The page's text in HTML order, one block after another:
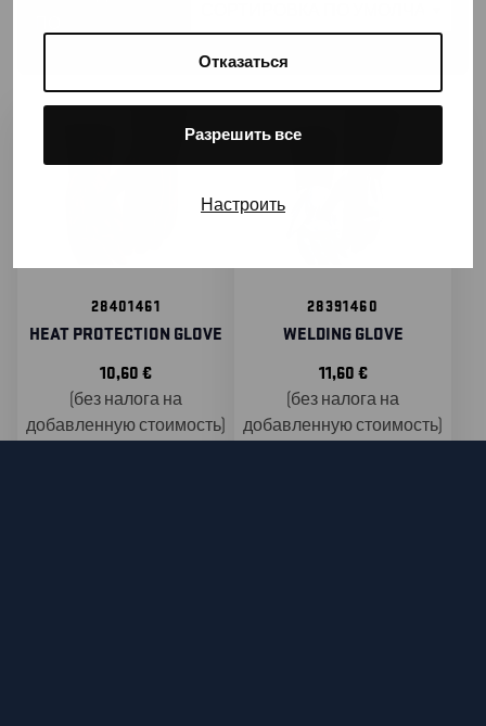
Отказаться
Разрешить все
Настроить
28401461
HEAT PROTECTION GLOVE
10,60 €
(без налога на
добавленную стоимость)
28391460
WELDING GLOVE
11,60 €
(без налога на
добавленную стоимость)